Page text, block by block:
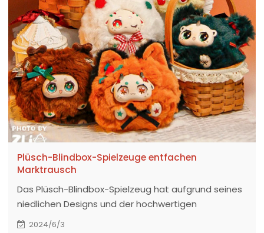
Plüsch-Blindbox-Spielzeuge entfachen
Marktrausch
Das Plüsch-Blindbox-Spielzeug hat aufgrund seines
niedlichen Designs und der hochwertigen
Materialien viel Lob erhalten.
2024/6/3